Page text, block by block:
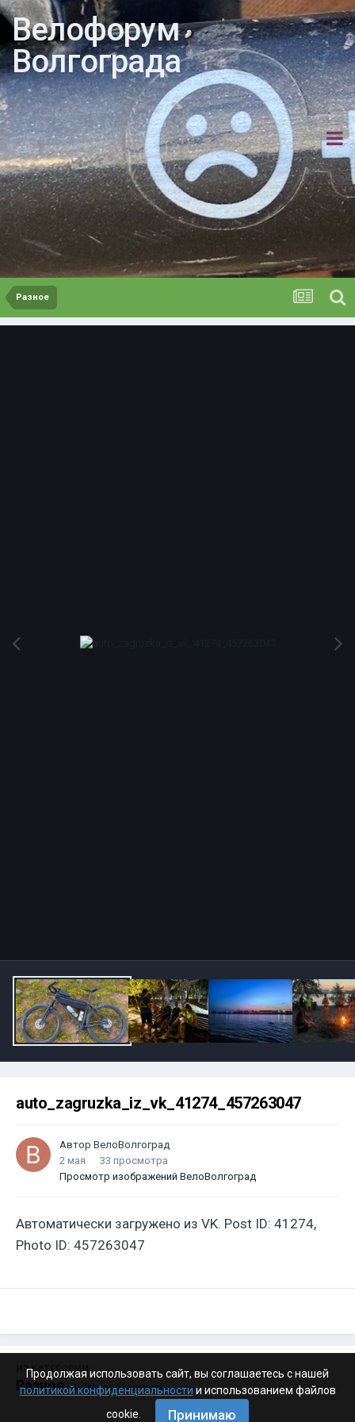
Велофорум
Волгограда
Разное
auto_zagruzka_iz_vk_41274_457263047
Автор ВелоВолгоград
2 мая
33 просмотра
Просмотр изображений ВелоВолгоград
Автоматически загружено из VK. Post ID: 41274,
Photo ID: 457263047
ИЗ КАТЕГОРИИ:
Разное · 4 199 изображений
Продолжая использовать сайт, вы соглашаетесь с нашей
политикой конфиденциальности и использованием файлов
cookie.
Принимаю